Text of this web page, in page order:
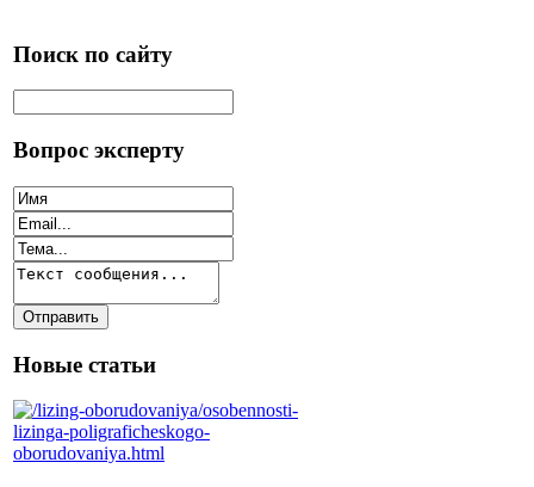
Поиск по сайту
Вопрос эксперту
Новые статьи